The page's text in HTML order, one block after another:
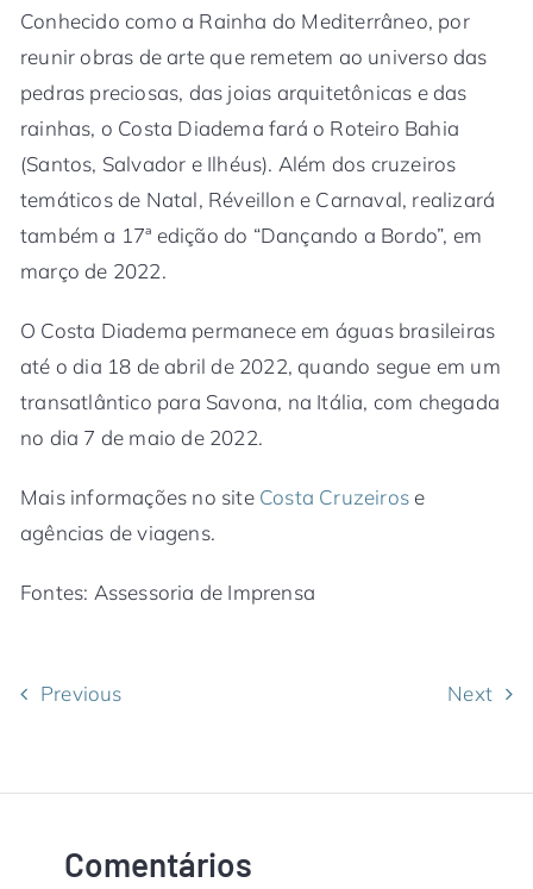
Conhecido como a Rainha do Mediterrâneo, por
reunir obras de arte que remetem ao universo das
pedras preciosas, das joias arquitetônicas e das
rainhas, o Costa Diadema fará o Roteiro Bahia
(Santos, Salvador e Ilhéus). Além dos cruzeiros
temáticos de Natal, Réveillon e Carnaval, realizará
também a 17ª edição do “Dançando a Bordo”, em
março de 2022.
O Costa Diadema permanece em águas brasileiras
até o dia 18 de abril de 2022, quando segue em um
transatlântico para Savona, na Itália, com chegada
no dia 7 de maio de 2022.
Mais informações no site Costa Cruzeiros e
agências de viagens.
Fontes: Assessoria de Imprensa
Previous Next
Comentários